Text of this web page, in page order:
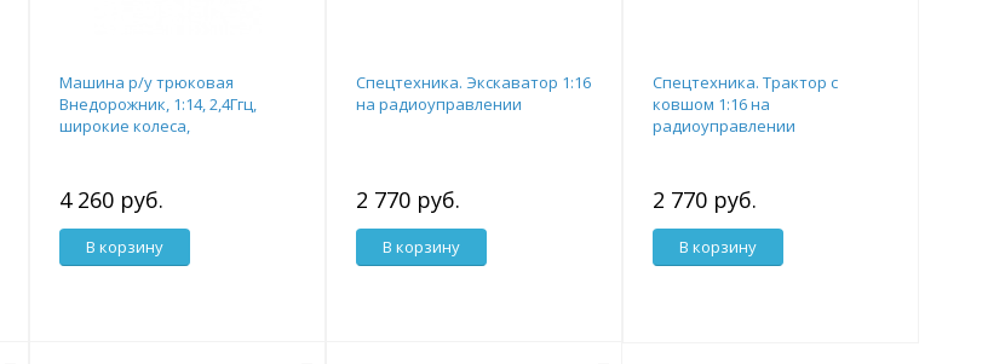
Машина р/у трюковая
Внедорожник, 1:14, 2,4Ггц,
широкие колеса,
4 260 руб.
В корзину
Спецтехника. Экскаватор 1:16
на радиоуправлении
2 770 руб.
В корзину
Спецтехника. Трактор с
ковшом 1:16 на
радиоуправлении
2 770 руб.
В корзину